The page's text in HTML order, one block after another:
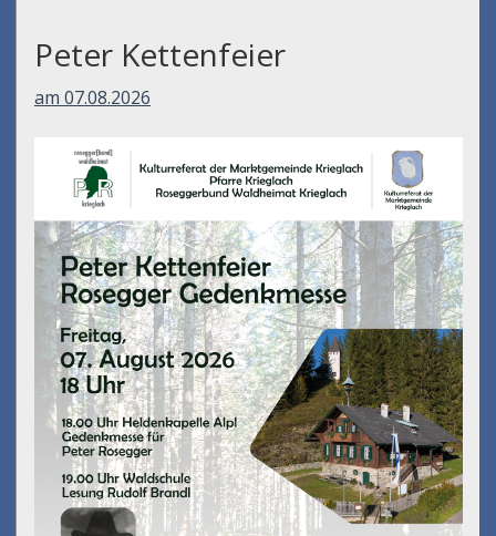
Peter Kettenfeier
am 07.08.2026